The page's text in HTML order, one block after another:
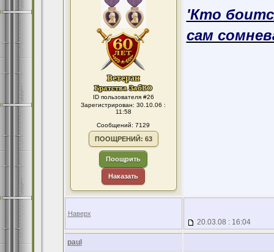
ID пользователя #26
Зарегистрирован: 30.10.06 :
11:58
Сообщений: 7129
ПООЩРЕНИЙ: 63
Поощрить
Наказать
'Кто
сам
Наверх
20.03.08 : 16:04
paul